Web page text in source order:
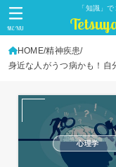
「知識」
MENU
HOME 精神疾患
身近な人がうつ病かも！自
心理学